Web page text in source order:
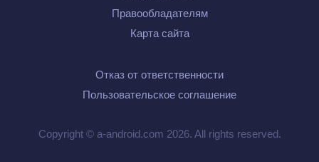
Правообладателям
Карта сайта
Отказ от ответственности
Пользовательское соглашение
Copyright © a-android.com 2026. All rights reserved.